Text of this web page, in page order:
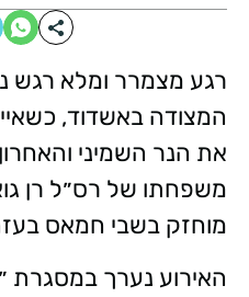
רגע מצמרר ומלא רגש
המצודה באשדוד,
את הנר השמיני
משפחתו של רס״ל רן
מוחזק בשבי חמאס
האירוע נערך במסגרת